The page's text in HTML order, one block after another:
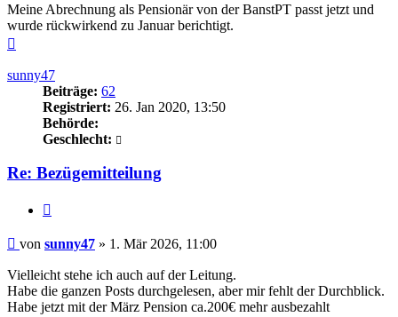
Meine Abrechnung als Pensionär von der BanstPT passt jetzt und
wurde rückwirkend zu Januar berichtigt.
sunny47
Beiträge: 62
Registriert: 26. Jan 2020, 13:50
Behörde:
Geschlecht:
Re: Bezügemitteilung
Beitrag
von sunny47 » 1. Mär 2026, 11:00
Vielleicht stehe ich auch auf der Leitung.
Habe die ganzen Posts durchgelesen, aber mir fehlt der Durchblick.
Habe jetzt mit der März Pension ca.200€ mehr ausbezahlt